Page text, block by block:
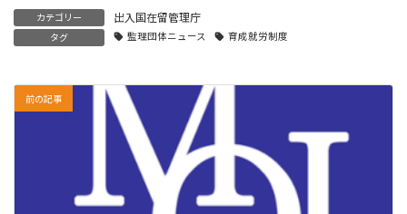
カテゴリー 出入国在留管理庁
タグ 監理団体ニュース 育成就労制度
前の記事